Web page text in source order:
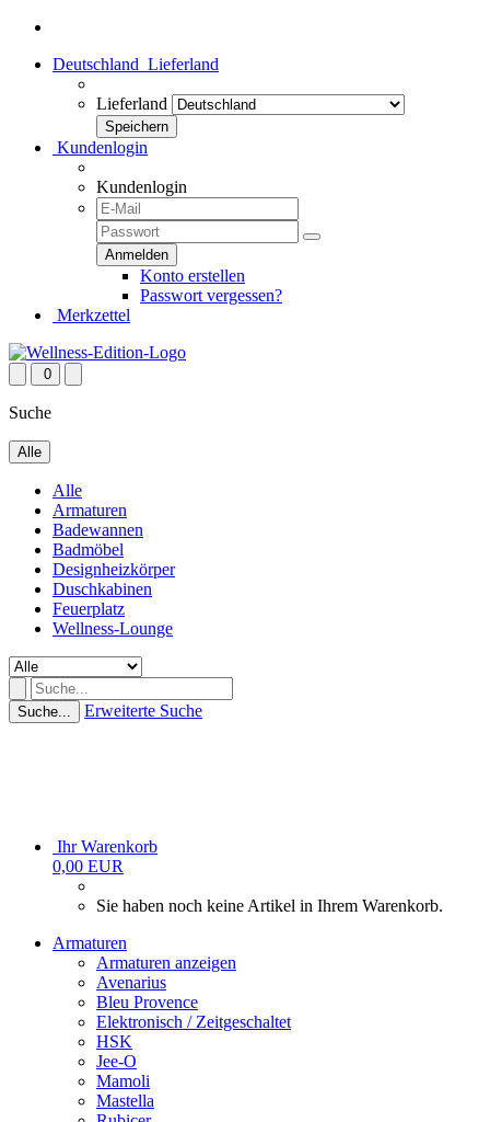
Deutschland Lieferland
Lieferland
Kundenlogin
Kundenlogin
Konto erstellen
Passwort vergessen?
Merkzettel
0
Suche
Alle
Alle
Armaturen
Badewannen
Badmöbel
Designheizkörper
Duschkabinen
Feuerplatz
Wellness-Lounge
Suche... Erweiterte Suche
Ihr Warenkorb
0,00 EUR
Sie haben noch keine Artikel in Ihrem Warenkorb.
Armaturen
Armaturen anzeigen
Avenarius
Bleu Provence
Elektronisch / Zeitgeschaltet
HSK
Jee-O
Mamoli
Mastella